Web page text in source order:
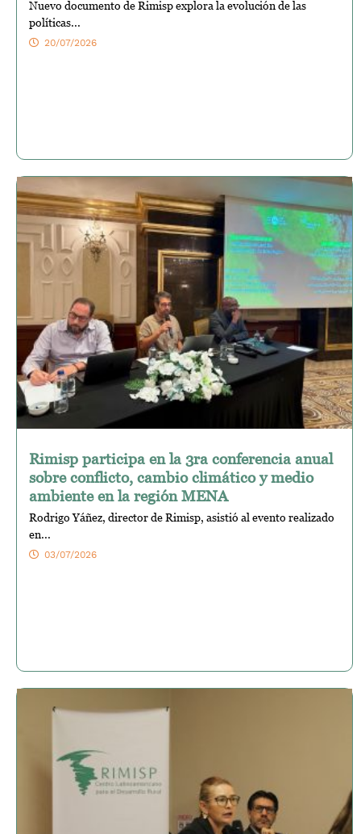
Nuevo documento de Rimisp explora la evolución de las
políticas...
20/07/2026
Rimisp participa en la 3ra conferencia anual
sobre conflicto, cambio climático y medio
ambiente en la región MENA
Rodrigo Yáñez, director de Rimisp, asistió al evento realizado
en...
03/07/2026